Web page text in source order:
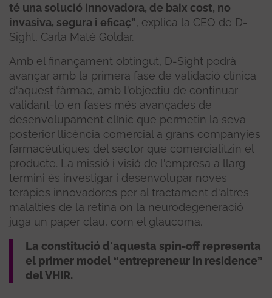
té una solució innovadora, de baix cost, no
invasiva, segura i eficaç”, explica la CEO de D-
Sight, Carla Maté Goldar.
Amb el finançament obtingut, D-Sight podrà
avançar amb la primera fase de validació clínica
d'aquest fàrmac, amb l'objectiu de continuar
validant-lo en fases més avançades de
desenvolupament clínic que permetin la seva
posterior llicència comercial a grans companyies
farmacèutiques del sector que comercialitzin el
producte. La missió i visió de l'empresa a llarg
termini és investigar i desenvolupar noves
teràpies innovadores per al tractament d'altres
malalties de la retina on la neurodegeneració
juga un paper clau, com el glaucoma.
La constitució d'aquesta spin-off representa
el primer model “entrepreneur in residence”
del VHIR.